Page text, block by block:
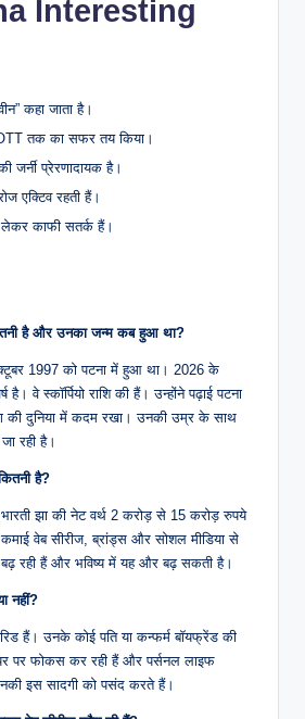
Interesting
कहा जाता है।
तक का सफर तय किया।
जर्नी प्रेरणादायक है।
एक्टिव रहती हैं।
लेकर काफी सतर्क हैं।
है और उनका जन्म कब हुआ था?
1997 को पटना में हुआ था। 2026 के
वे स्कॉर्पियो राशि की हैं। उन्होंने पढ़ाई पटना
की दुनिया में कदम रखा। उनकी उम्र के साथ
रही है।
है?
भारती झा की नेट वर्थ 2 करोड़ से 15 करोड़ रुपये
वेब सीरीज, ब्रांड्स और सोशल मीडिया से
रही हैं और भविष्य में यह और बढ़ सकती है।
नहीं?
हैं। उनके कोई पति या कन्फर्म बॉयफ्रेंड की
पर फोकस कर रही हैं और पर्सनल लाइफ
इस सादगी को पसंद करते हैं।